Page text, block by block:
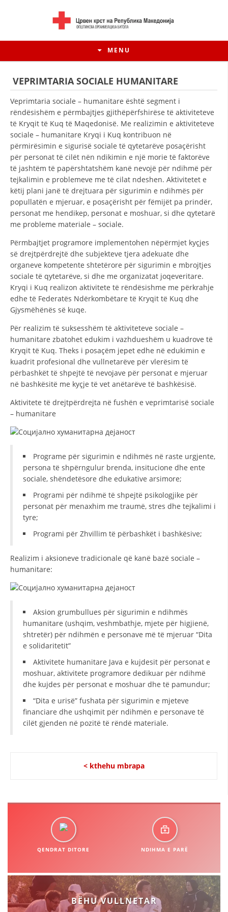
MENU
HISTORIA E LËVIZJES
HISTORIA E KRYQIT TË KUQ
KONTAKT INFORMACIONE
ANËTARËSIMI NË STRUKTURAT PROFESIONALE
LIGJI I KRYQIT TË KUQ
STATUTI I KRYQIT TË KUQ
KUVENDI
DISEMINIMI
PROMOVIMI I VLERAVE HUMANE
PËRGATITSHMËRI DHE VEPRIM GJATË KATASTROFAVE
STACIONIN E UJIT SHPËTIMIT – VODNO
EOK E CK
PROJEKTE
MARRDHËNJE ME PUBLIKUN
HULUMTIMI I OPINIONIT PUBLIK
BASHKËPUNIM NDËRKOMBËTAR
MENAXHIM ME VULLNETARË
KUSH JEMI NE
VEPRIMTARIA SOCIALE HUMANITARE
Veprimtaria sociale – humanitare është segment i
rëndësishëm e përmbajtjes gjithëpërfshirëse të aktiviteteve
të Kryqit të Kuq të Maqedonisë. Me realizimin e aktiviteteve
sociale – humanitare Kryqi i Kuq kontribuon në
përmirësimin e sigurisë sociale të qytetarëve posaçërisht
për personat të cilët nën ndikimin e një morie të faktorëve
të jashtëm të papërshtatshëm kanë nevojë për ndihmë për
tejkalimin e problemeve me të cilat ndeshen. Aktivitetet e
këtij plani janë të drejtuara për sigurimin e ndihmës për
popullatën e mjeruar, e posaçërisht për fëmijët pa prindër,
personat me hendikep, personat e moshuar, si dhe qytetarë
me probleme materiale – sociale.
Përmbajtjet programore implementohen nëpërmjet kyçjes
së drejtpërdrejtë dhe subjekteve tjera adekuate dhe
organeve kompetente shtetërore për sigurimin e mbrojtjes
sociale të qytetarëve, si dhe me organizatat joqeveritare.
Kryqi i Kuq realizon aktivitete të rëndësishme me përkrahje
edhe të Federatës Ndërkombëtare të Kryqit të Kuq dhe
Gjysmëhënës së kuqe.
Për realizim të suksesshëm të aktiviteteve sociale –
humanitare zbatohet edukim i vazhdueshëm u kuadrove të
Kryqit të Kuq. Theks i posaçëm jepet edhe në edukimin e
kuadrit profesional dhe vullnetarëve për vlerësim të
përbashkët të shpejtë të nevojave për personat e mjeruar
në bashkësitë me kyçje të vet anëtarëve të bashkësisë.
Aktivitete të drejtpërdrejta në fushën e veprimtarisë sociale
– humanitare
Programe për sigurimin e ndihmës në raste urgjente,
persona të shpërngulur brenda, insitucione dhe ente
sociale, shëndetësore dhe edukative arsimore;
Programi për ndihmë të shpejtë psikologjike për
personat për menaxhim me traumë, stres dhe tejkalimi i
tyre;
Programi për Zhvillim të përbashkët i bashkësive;
Realizim i aksioneve tradicionale që kanë bazë sociale –
humanitare:
Aksion grumbullues për sigurimin e ndihmës
humanitare (ushqim, veshmbathje, mjete për higjienë,
shtretër) për ndihmën e personave më të mjeruar “Dita
e solidaritetit”
Aktivitete humanitare Java e kujdesit për personat e
moshuar, aktivitete programore dedikuar për ndihmë
dhe kujdes për personat e moshuar dhe të pamundur;
“Dita e urisë” fushata për sigurimin e mjeteve
financiare dhe ushqimit për ndihmën e personave të
cilët gjenden në pozitë të rëndë materiale.
< kthehu mbrapa
QENDRAT DITORE NDIHMA E PARË
BËHU VULLNETAR